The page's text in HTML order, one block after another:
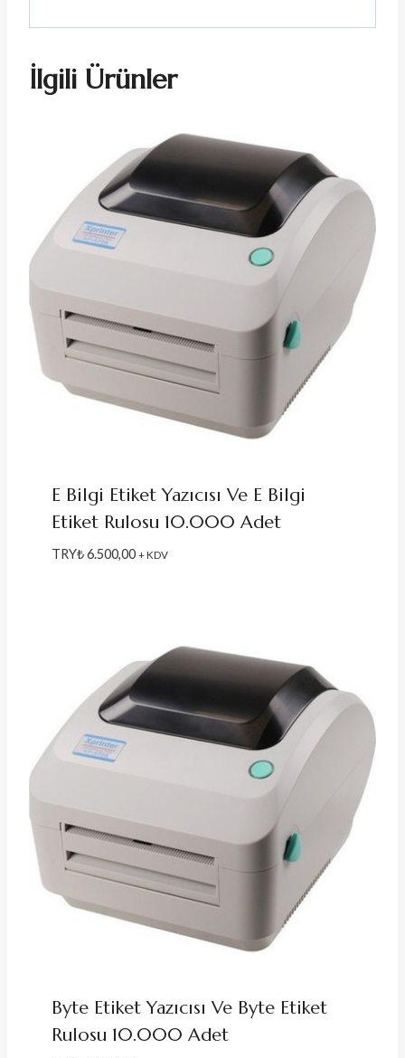
İlgili Ürünler
E Bilgi Etiket Yazıcısı Ve E Bilgi
Etiket Rulosu 10.000 Adet
TRY₺6.500,00 + KDV
Byte Etiket Yazıcısı Ve Byte Etiket
Rulosu 10.000 Adet